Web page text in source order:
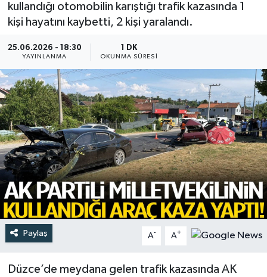
kullandığı otomobilin karıştığı trafik kazasında 1
kişi hayatını kaybetti, 2 kişi yaralandı.
25.06.2026 - 18:30
YAYINLANMA
1 DK
OKUNMA SÜRESI
Paylaş A- A+
Düzce’de meydana gelen trafik kazasında AK
Resmi İlan
Siyaset
Spor
Türkiye
Yaşam
Son Dakika Haberleri
Haber Arşivi